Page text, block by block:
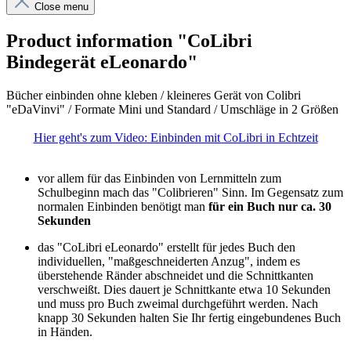
Close menu
Product information "CoLibri
Bindegerät eLeonardo"
Bücher einbinden ohne kleben / kleineres Gerät von Colibri
"eDaVinvi" / Formate Mini und Standard / Umschläge in 2 Größen
Hier geht's zum Video: Einbinden mit CoLibri in Echtzeit
vor allem für das Einbinden von Lernmitteln zum
Schulbeginn mach das "Colibrieren" Sinn. Im Gegensatz zum
normalen Einbinden benötigt man für ein Buch nur ca. 30
Sekunden
das "CoLibri eLeonardo" erstellt für jedes Buch den
individuellen, "maßgeschneiderten Anzug", indem es
überstehende Ränder abschneidet und die Schnittkanten
verschweißt. Dies dauert je Schnittkante etwa 10 Sekunden
und muss pro Buch zweimal durchgeführt werden. Nach
knapp 30 Sekunden halten Sie Ihr fertig eingebundenes Buch
in Händen.